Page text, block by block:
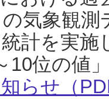
の気象観
計を実
10位の値
らせ（